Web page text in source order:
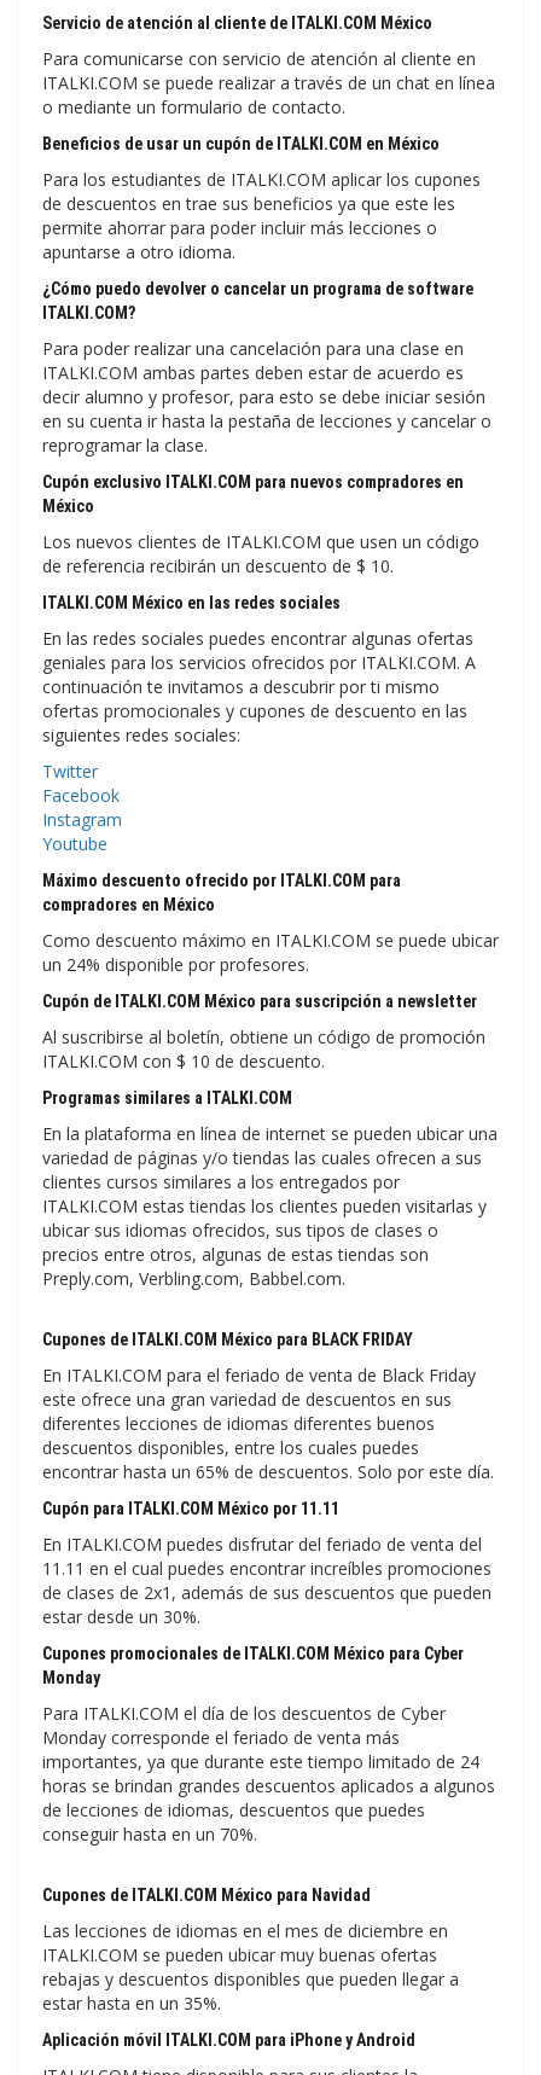
Servicio de atención al cliente de ITALKI.COM México
Para comunicarse con servicio de atención al cliente en
ITALKI.COM se puede realizar a través de un chat en línea
o mediante un formulario de contacto.
Beneficios de usar un cupón de ITALKI.COM en México
Para los estudiantes de ITALKI.COM aplicar los cupones
de descuentos en trae sus beneficios ya que este les
permite ahorrar para poder incluir más lecciones o
apuntarse a otro idioma.
¿Cómo puedo devolver o cancelar un programa de software
ITALKI.COM?
Para poder realizar una cancelación para una clase en
ITALKI.COM ambas partes deben estar de acuerdo es
decir alumno y profesor, para esto se debe iniciar sesión
en su cuenta ir hasta la pestaña de lecciones y cancelar o
reprogramar la clase.
Cupón exclusivo ITALKI.COM para nuevos compradores en
México
Los nuevos clientes de ITALKI.COM que usen un código
de referencia recibirán un descuento de $ 10.
ITALKI.COM México en las redes sociales
En las redes sociales puedes encontrar algunas ofertas
geniales para los servicios ofrecidos por ITALKI.COM. A
continuación te invitamos a descubrir por ti mismo
ofertas promocionales y cupones de descuento en las
siguientes redes sociales:
Twitter
Facebook
Instagram
Youtube
Máximo descuento ofrecido por ITALKI.COM para
compradores en México
Como descuento máximo en ITALKI.COM se puede ubicar
un 24% disponible por profesores.
Cupón de ITALKI.COM México para suscripción a newsletter
Al suscribirse al boletín, obtiene un código de promoción
ITALKI.COM con $ 10 de descuento.
Programas similares a ITALKI.COM
En la plataforma en línea de internet se pueden ubicar una
variedad de páginas y/o tiendas las cuales ofrecen a sus
clientes cursos similares a los entregados por
ITALKI.COM estas tiendas los clientes pueden visitarlas y
ubicar sus idiomas ofrecidos, sus tipos de clases o
precios entre otros, algunas de estas tiendas son
Preply.com, Verbling.com, Babbel.com.
Cupones de ITALKI.COM México para BLACK FRIDAY
En ITALKI.COM para el feriado de venta de Black Friday
este ofrece una gran variedad de descuentos en sus
diferentes lecciones de idiomas diferentes buenos
descuentos disponibles, entre los cuales puedes
encontrar hasta un 65% de descuentos. Solo por este día.
Cupón para ITALKI.COM México por 11.11
En ITALKI.COM puedes disfrutar del feriado de venta del
11.11 en el cual puedes encontrar increíbles promociones
de clases de 2x1, además de sus descuentos que pueden
estar desde un 30%.
Cupones promocionales de ITALKI.COM México para Cyber
Monday
Para ITALKI.COM el día de los descuentos de Cyber
Monday corresponde el feriado de venta más
importantes, ya que durante este tiempo limitado de 24
horas se brindan grandes descuentos aplicados a algunos
de lecciones de idiomas, descuentos que puedes
conseguir hasta en un 70%.
Cupones de ITALKI.COM México para Navidad
Las lecciones de idiomas en el mes de diciembre en
ITALKI.COM se pueden ubicar muy buenas ofertas
rebajas y descuentos disponibles que pueden llegar a
estar hasta en un 35%.
Aplicación móvil ITALKI.COM para iPhone y Android